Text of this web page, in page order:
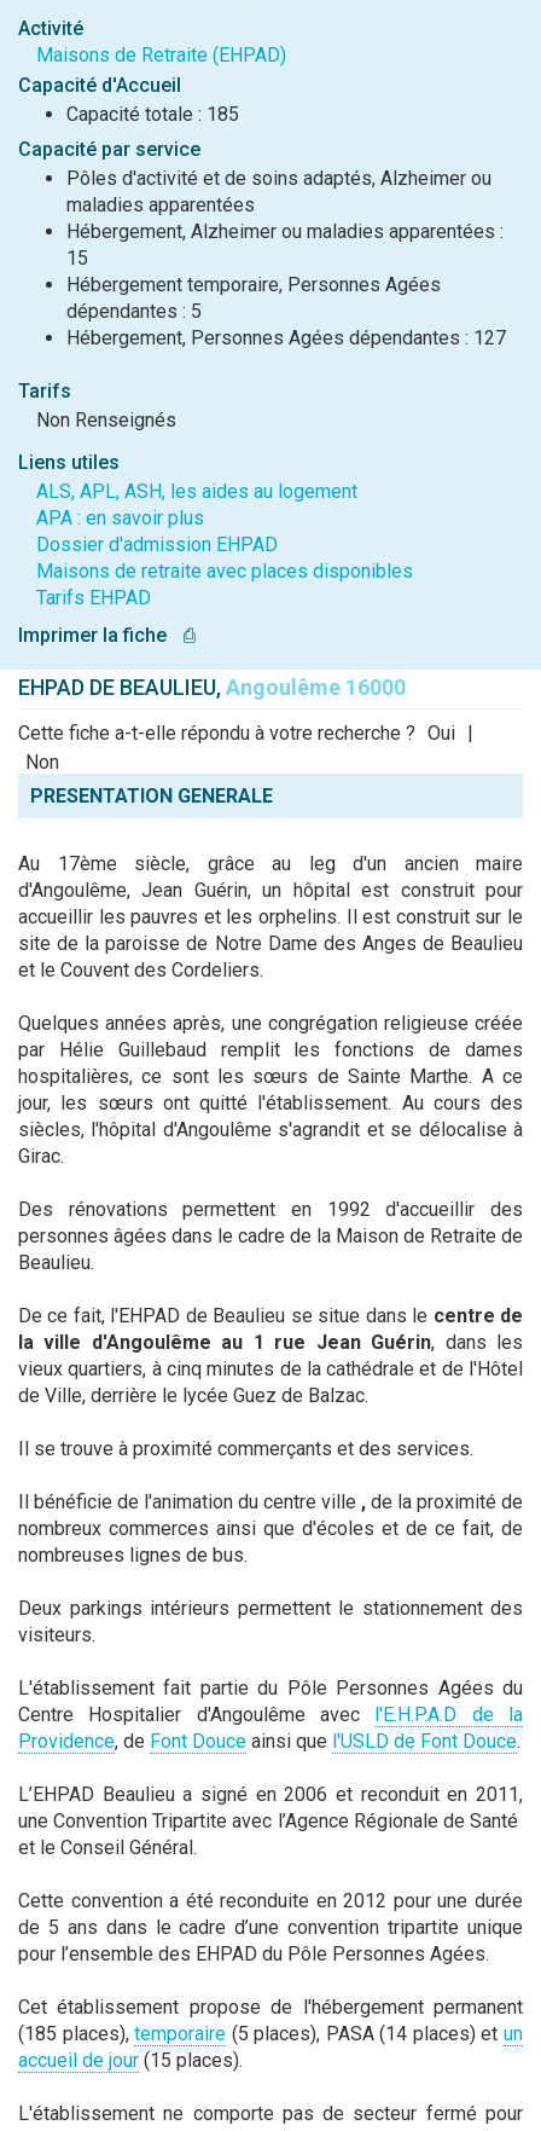
Activité
Maisons de Retraite (EHPAD)
Capacité d'Accueil
Capacité totale : 185
Capacité par service
Pôles d'activité et de soins adaptés, Alzheimer ou
maladies apparentées
Hébergement, Alzheimer ou maladies apparentées :
15
Hébergement temporaire, Personnes Agées
dépendantes : 5
Hébergement, Personnes Agées dépendantes : 127
Tarifs
Non Renseignés
Liens utiles
ALS, APL, ASH, les aides au logement
APA : en savoir plus
Dossier d'admission EHPAD
Maisons de retraite avec places disponibles
Tarifs EHPAD
Imprimer la fiche
⎙
EHPAD DE BEAULIEU,Angoulême 16000
Cette fiche a-t-elle répondu à votre recherche ? Oui
Non
PRESENTATION GENERALE
Au 17ème siècle, grâce au leg d'un ancien maire
d'Angoulême, Jean Guérin, un hôpital est construit pour
accueillir les pauvres et les orphelins. Il est construit sur le
site de la paroisse de Notre Dame des Anges de Beaulieu
et le Couvent des Cordeliers.
Quelques années après, une congrégation religieuse créée
par Hélie Guillebaud remplit les fonctions de dames
hospitalières, ce sont les sœurs de Sainte Marthe. A ce
jour, les sœurs ont quitté l'établissement. Au cours des
siècles, l'hôpital d'Angoulême s'agrandit et se délocalise à
Girac.
Des rénovations permettent en 1992 d'accueillir des
personnes âgées dans le cadre de la Maison de Retraite de
Beaulieu.
De ce fait, l'EHPAD de Beaulieu se situe dans le centre de
la ville d'Angoulême au 1 rue Jean Guérin, dans les
vieux quartiers, à cinq minutes de la cathédrale et de l'Hôtel
de Ville, derrière le lycée Guez de Balzac.
Il se trouve à proximité commerçants et des services.
Il bénéficie de l'animation du centre ville , de la proximité de
nombreux commerces ainsi que d'écoles et de ce fait, de
nombreuses lignes de bus.
Deux parkings intérieurs permettent le stationnement des
visiteurs.
L'établissement fait partie du Pôle Personnes Agées du
Centre Hospitalier d'Angoulême avec
l'E.H.P.A.D de la
Providence, de Font Douce ainsi que l'USLD de Font Douce.
L’EHPAD Beaulieu a signé en 2006 et reconduit en 2011,
une Convention Tripartite avec l’Agence Régionale de Santé
et le Conseil Général.
Cette convention a été reconduite en 2012 pour une durée
de 5 ans dans le cadre d’une convention tripartite unique
pour l’ensemble des EHPAD du Pôle Personnes Agées.
Cet établissement propose de l'hébergement permanent
(185 places),temporaire (5 places), PASA (14 places) etun
accueil de jour (15 places).
L'établissement ne comporte pas de secteur fermé pour